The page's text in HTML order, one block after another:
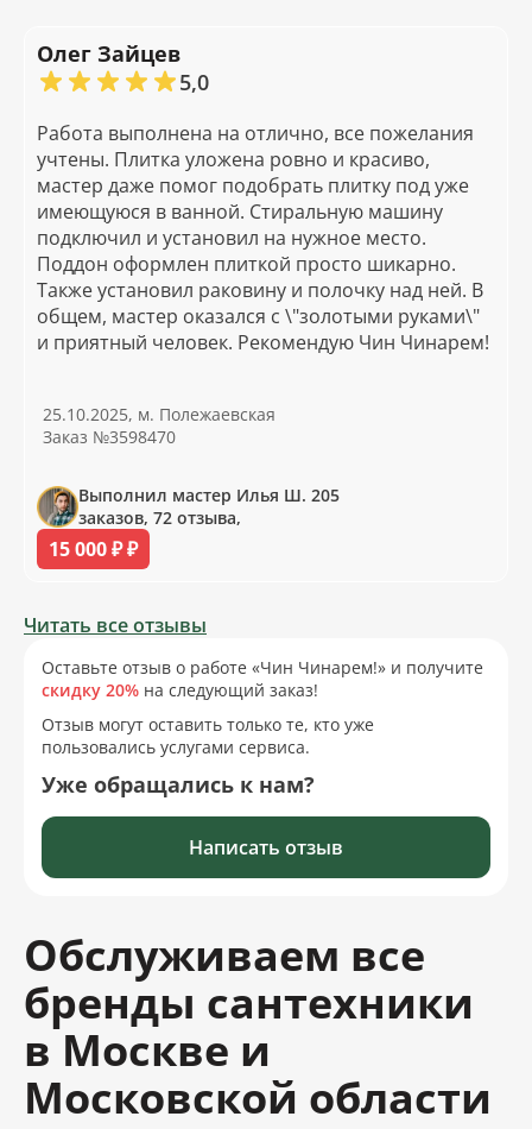
Олег Зайцев
5,0
Работа выполнена на отлично, все пожелания
учтены. Плитка уложена ровно и красиво,
мастер даже помог подобрать плитку под уже
имеющуюся в ванной. Стиральную машину
подключил и установил на нужное место.
Поддон оформлен плиткой просто шикарно.
Также установил раковину и полочку над ней. В
общем, мастер оказался с \"золотыми руками\"
и приятный человек. Рекомендую Чин Чинарем!
25.10.2025, м. Полежаевская
Заказ №3598470
Выполнил мастер Илья Ш. 205
заказов, 72 отзыва,
15 000 ₽ ₽
Читать все отзывы
Оставьте отзыв о работе «Чин Чинарем!» и получите
скидку 20% на следующий заказ!
Отзыв могут оставить только те, кто уже
пользовались услугами сервиса.
Уже обращались к нам?
Написать отзыв
Обслуживаем все
бренды сантехники
в Москве и
Московской области